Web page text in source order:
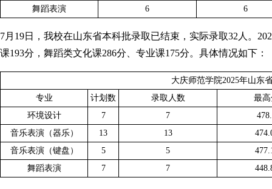
舞蹈表演
6 6
7月19日，我校在山东省本科批录取已结束，实际录取32人。
课193分，舞蹈类文化课286分、专业课175分。具体情况如下：
大庆师范学院2025年山东
专业
计划数 录取人数
最
环境设计
7 7
音乐表演（器乐）
13 13
音乐表演（键盘）
5 5
舞蹈表演
7 7